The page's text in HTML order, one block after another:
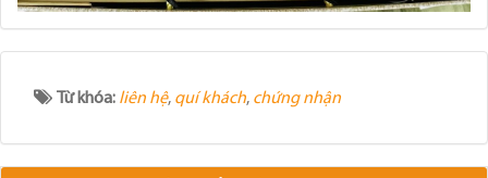
Từ khóa: liên hệ, quí khách, chứng nhận